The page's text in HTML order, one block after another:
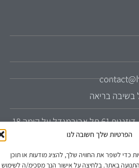
הפרטיות שלך חשובה לנו
לשפר את החוויה שלך, להציג מודעות או תוכן
באתר. בלחיצה על אישור הנך מסכימ/ה לשימוש
: דיזנגוף סנטר – דיזנגוף 61 תל אביבמגדל על קומה 18